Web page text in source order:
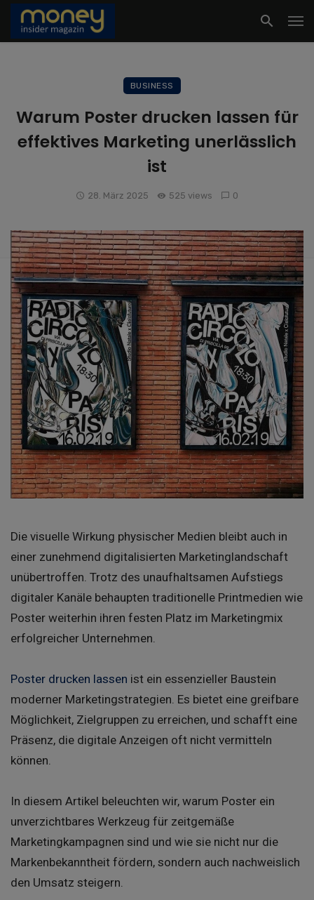
BUSINESS
Warum Poster drucken lassen für
effektives Marketing unerlässlich
ist
28. März 2025 525 views 0
Die visuelle Wirkung physischer Medien bleibt auch in
einer zunehmend digitalisierten Marketinglandschaft
unübertroffen. Trotz des unaufhaltsamen Aufstiegs
digitaler Kanäle behaupten traditionelle Printmedien wie
Poster weiterhin ihren festen Platz im Marketingmix
erfolgreicher Unternehmen.
Poster drucken lassen ist ein essenzieller Baustein
moderner Marketingstrategien. Es bietet eine greifbare
Möglichkeit, Zielgruppen zu erreichen, und schafft eine
Präsenz, die digitale Anzeigen oft nicht vermitteln
können.
In diesem Artikel beleuchten wir, warum Poster ein
unverzichtbares Werkzeug für zeitgemäße
Marketingkampagnen sind und wie sie nicht nur die
Markenbekanntheit fördern, sondern auch nachweislich
den Umsatz steigern.